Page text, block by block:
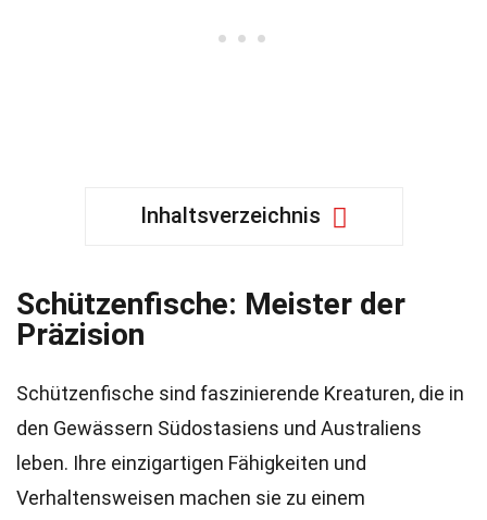
Inhaltsverzeichnis
Schützenfische: Meister der
Präzision
Schützenfische sind faszinierende Kreaturen, die in
den Gewässern Südostasiens und Australiens
leben. Ihre einzigartigen Fähigkeiten und
Verhaltensweisen machen sie zu einem